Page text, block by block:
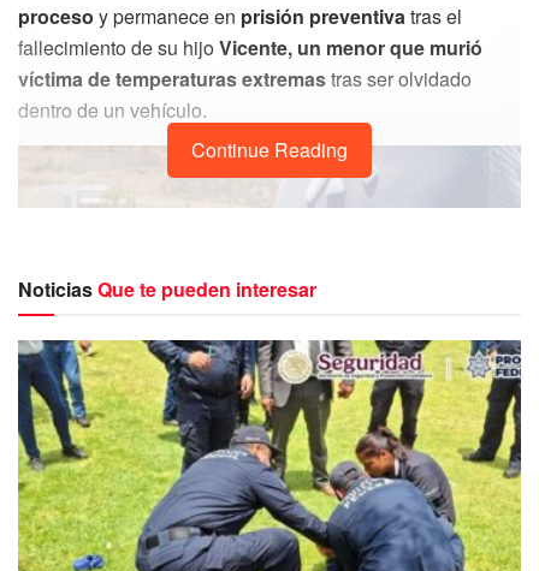
proceso y permanece en prisión preventivatras el
fallecimiento de su hijo Vicente, un menor que murió
víctima de temperaturas extremastras ser olvidado
dentro de un vehículo.
Continue Reading
NoticiasQue te pueden interesar